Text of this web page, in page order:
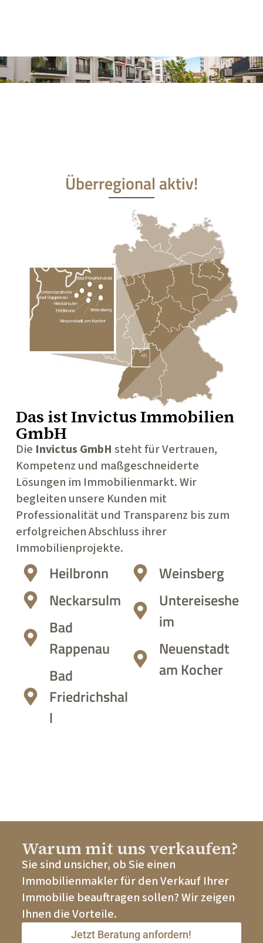
Überregional aktiv!
Das istInvictus Immobilien
GmbH
Die Invictus GmbH steht für Vertrauen,
Kompetenz und maßgeschneiderte
Lösungen im Immobilienmarkt. Wir
begleiten unsere Kunden mit
Professionalität und Transparenz bis zum
erfolgreichen Abschluss ihrer
Immobilienprojekte.
Heilbronn
Neckarsulm
Bad
Rappenau
Bad
Friedrichshal
l
Weinsberg
Untereiseshe
im
Neuenstadt
am Kocher
Warum mit uns verkaufen?
Sie sind unsicher, ob Sie einen
Immobilienmakler für den Verkauf Ihrer
Immobilie beauftragen sollen? Wir zeigen
Ihnen die Vorteile.
Jetzt Beratung anfordern!